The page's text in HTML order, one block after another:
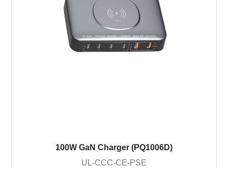
100W GaN Charger (PQ1006D)
UL-CCC-CE-PSE